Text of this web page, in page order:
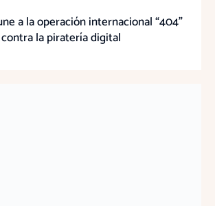
a la operación internacional “404”
contra la piratería digital